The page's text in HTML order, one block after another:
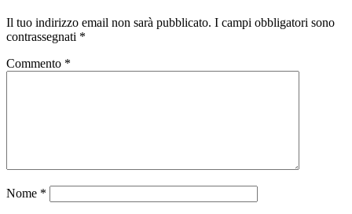
Il tuo indirizzo email non sarà pubblicato. I campi obbligatori sono
contrassegnati *
Commento *
Nome *